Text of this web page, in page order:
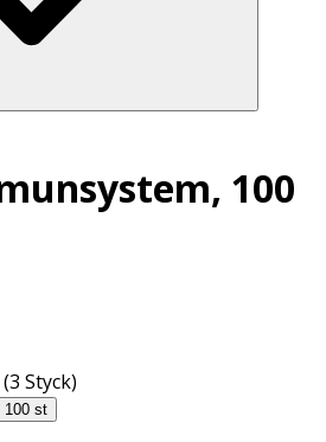
100
Styck)
100 st